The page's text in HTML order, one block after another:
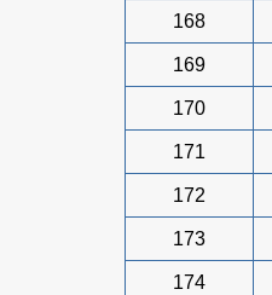
168
169
170
171
172
173
174